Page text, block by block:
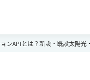
ンAPIとは？新設・既設太陽